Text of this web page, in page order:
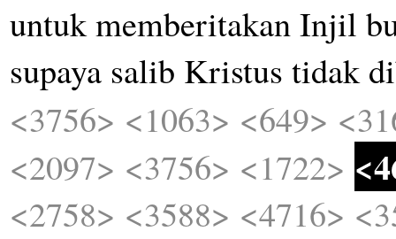
untukmemberitakanInjil
supaya salib Kristus tidak
<3756> <1063> <649>
<2097> <3756> <1722>
<2758> <3588> <4716>